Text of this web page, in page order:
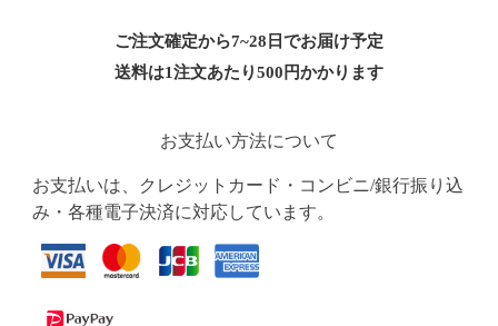
ご注文確定から7~28日でお届け予定
送料は1注文あたり500 円かかります
お支払い方法について
お支払いは、クレジットカード・コンビニ/銀行振り込
み・各種電子決済に対応しています。